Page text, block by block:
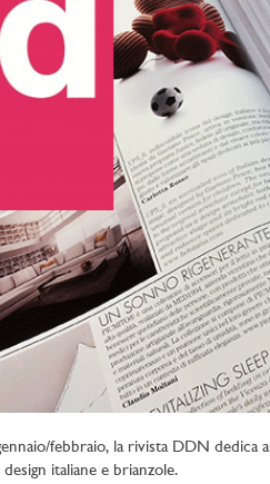
febbraio, la rivista DDN dedica
italiane e brianzole.